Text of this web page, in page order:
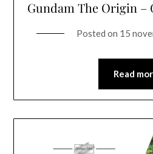
Gundam The Origin –
Posted on 15
Read